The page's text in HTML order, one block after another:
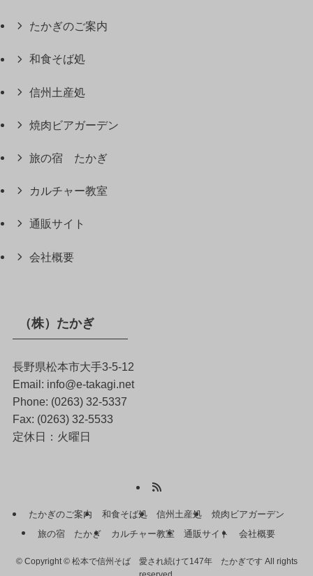
たかぎのご案内
和食そば処
信州土産処
焼肉ビアガーデン
旅の宿 たかぎ
カルチャー教室
通販サイト
会社概要
（株）たかぎ
長野県松本市大手3-5-12
Email: info@e-takagi.net
Phone: (0263) 32-5337
Fax: (0263) 32-5533
定休日：火曜日
たかぎのご案内 和食そば処 信州土産処
焼肉ビアガーデン
旅の宿 たかぎ
カルチャー教室 通販サイト 会社概要
©Copyright © 松本で信州そば 愛され続けて147年 たかぎです All rights